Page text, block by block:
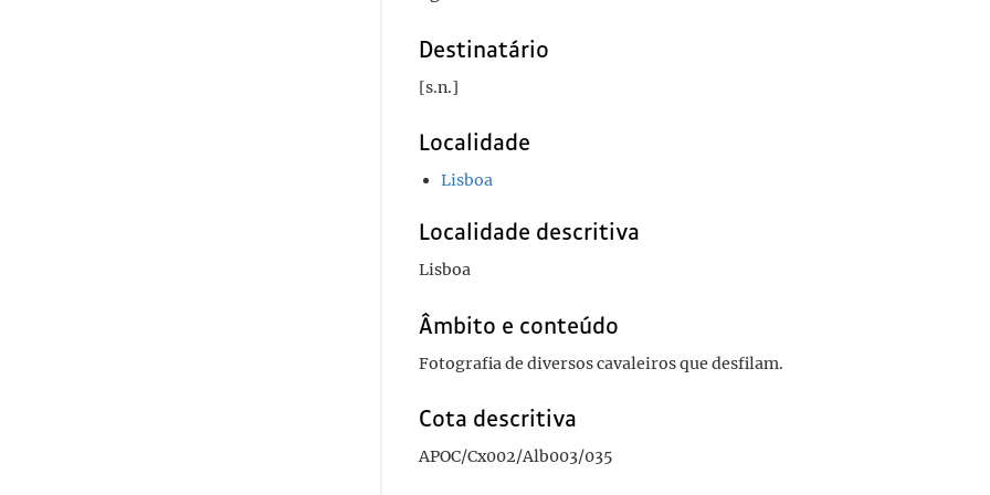
Destinatário
[s.n.]
Localidade
Lisboa
Localidade descritiva
Lisboa
Âmbito e conteúdo
Fotografia de diversos cavaleiros que desfilam.
Cota descritiva
APOC/Cx002/Alb003/035